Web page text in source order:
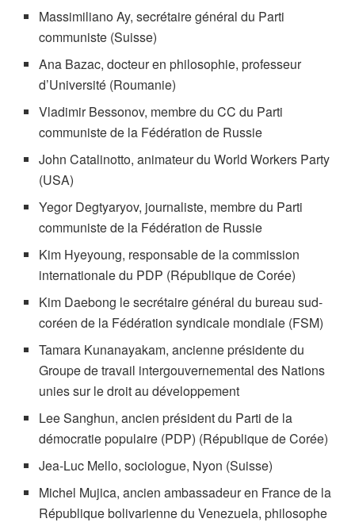
Massimiliano Ay, secrétaire général du Parti
communiste (Suisse)
Ana Bazac, docteur en philosophie, professeur
d’Université (Roumanie)
Vladimir Bessonov, membre du CC du Parti
communiste de la Fédération de Russie
John Catalinotto, animateur du World Workers Party
(USA)
Yegor Degtyaryov, journaliste, membre du Parti
communiste de la Fédération de Russie
Kim Hyeyoung, responsable de la commission
internationale du PDP (République de Corée)
Kim Daebong le secrétaire général du bureau sud-
coréen de la Fédération syndicale mondiale (FSM)
Tamara Kunanayakam, ancienne présidente du
Groupe de travail intergouvernemental des Nations
unies sur le droit au développement
Lee Sanghun, ancien président du Parti de la
démocratie populaire (PDP) (République de Corée)
Jea-Luc Mello, sociologue, Nyon (Suisse)
Michel Mujica, ancien ambassadeur en France de la
République bolivarienne du Venezuela, philosophe